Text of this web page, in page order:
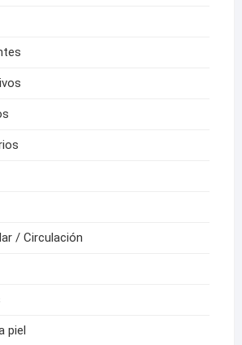
/ Circulación
piel